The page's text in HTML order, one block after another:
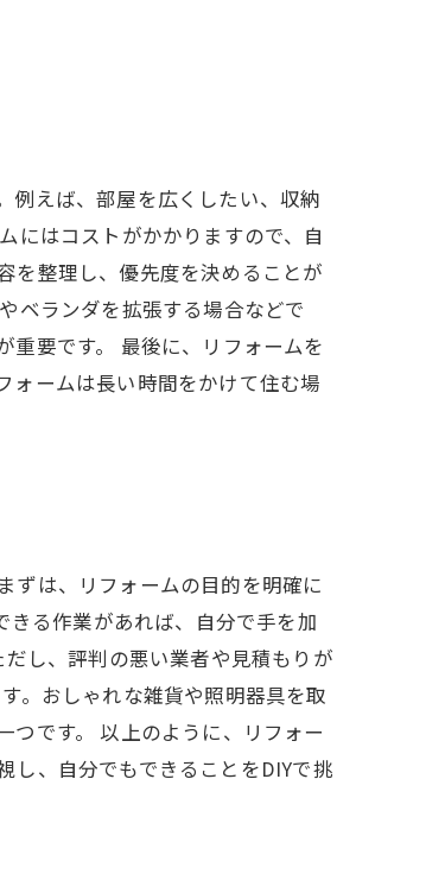
例えば、部屋を広くしたい、収納
にはコストがかかりますので、自
を整理し、優先度を決めることが
ベランダを拡張する場合などで
重要です。 最後に、リフォームを
ォームは長い時間をかけて住む場
ずは、リフォームの目的を明確に
る作業があれば、自分で手を加
し、評判の悪い業者や見積もりが
。おしゃれな雑貨や照明器具を取
つです。 以上のように、リフォー
し、自分でもできることをDIYで挑